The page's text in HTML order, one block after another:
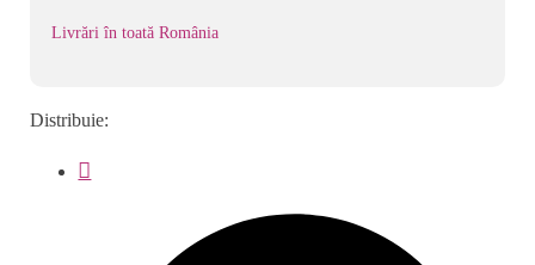
Livrări în toată România
Distribuie: